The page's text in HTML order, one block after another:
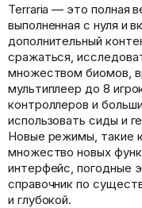
Terraria — это полная
выполненная с нуля и
дополнительный
сражаться,
множеством биомов,
мультиплеер до 8
контроллеров и
использовать сиды и
Новые режимы, такие
множество новых
интерфейс, погодные
справочник по
и глубокой.